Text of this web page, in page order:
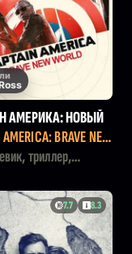
АМЕРИКА: НОВЫЙ
BRAVE NEW
триллер,
7.7 8.3